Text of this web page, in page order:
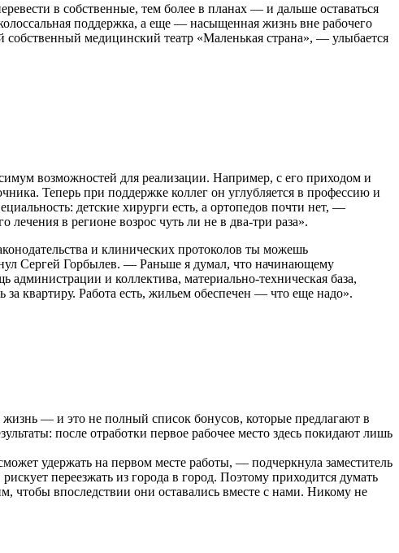
в собственные, тем более в планах — и дальше оставаться
поддержка, а еще — насыщенная жизнь вне рабочего
медицинский театр «Маленькая страна», — улыбается
возможностей для реализации. Например, с его приходом и
Теперь при поддержке коллег он углубляется в профессию и
детские хирурги есть, а ортопедов почти нет, —
в регионе возрос чуть ли не в два-три раза».
и клинических протоколов ты можешь
Сергей Горбылев. — Раньше я думал, что начинающему
и коллектива, материально-техническая база,
за квартиру. Работа есть, жильем обеспечен — что еще надо».
— и это не полный список бонусов, которые предлагают в
после отработки первое рабочее место здесь покидают лишь
удержать на первом месте работы, — подчеркнула заместитель
переезжать из города в город. Поэтому приходится думать
чтобы впоследствии они оставались вместе с нами. Никому не